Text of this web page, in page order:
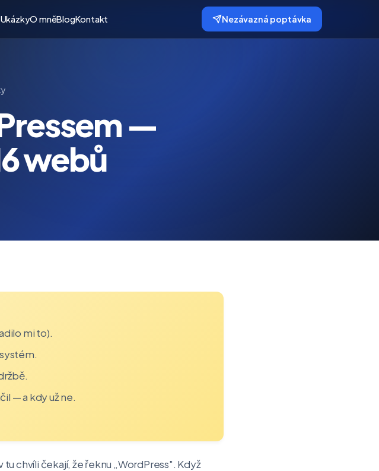
O mněBlogKontakt Nezávazná poptávka
—
webů
mi to).
— a kdy už ne.
chvíli čekají, že řeknu „WordPress". Když